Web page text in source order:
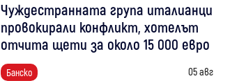
Чуждестранната група италианци
провокирали конфликт, хотелът
отчита щети за около 15 000 евро
Банско 05 авг